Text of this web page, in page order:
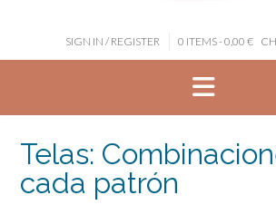
SIGN IN / REGISTER 0 ITEMS - 0,00 €
Telas:
cada patrón